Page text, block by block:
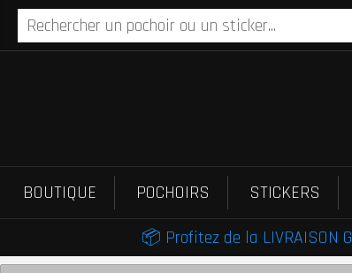
BOUTIQUE POCHOIRS STICKERS
📦 Profitez de la LIVRAISON